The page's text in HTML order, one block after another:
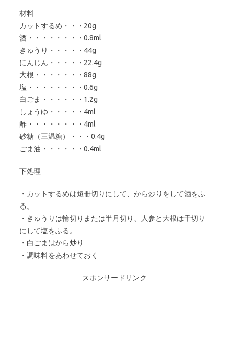
材料
カットするめ・・・20g
酒・・・・・・・・0.8ml
きゅうり・・・・・44g
にんじん・・・・・22.4g
大根・・・・・・・88g
塩・・・・・・・・0.6g
白ごま・・・・・・1.2g
しょうゆ・・・・・4ml
酢・・・・・・・・4ml
砂糖（三温糖）・・・0.4g
ごま油・・・・・・0.4ml
下処理
・カットするめは短冊切りにして、から炒りをして酒をふ
る。
・きゅうりは輪切りまたは半月切り、人参と大根は千切り
にして塩をふる。
・白ごまはから炒り
・調味料をあわせておく
スポンサードリンク